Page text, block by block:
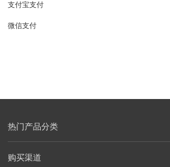
支付宝支付
微信支付
热门产品分类
购买渠道